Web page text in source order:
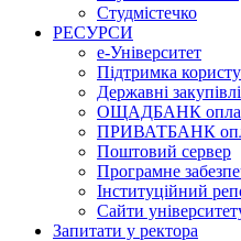
Студмістечко
РЕСУРСИ
е-Університет
Підтримка
Державні закупівлі
ОЩАДБАНК
ПРИВАТБАНК
Поштовий сервер
Програмне
Інституційний
Сайти
Запитати у ректора